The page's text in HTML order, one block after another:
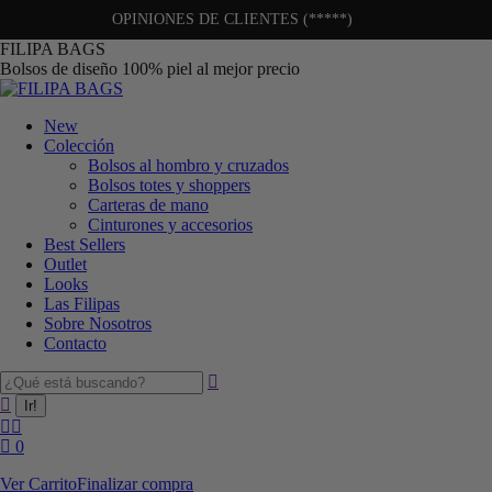
OPINIONES DE CLIENTES (*****)
FILIPA BAGS
Bolsos de diseño 100% piel al mejor precio
New
Colección
Bolsos al hombro y cruzados
Bolsos totes y shoppers
Carteras de mano
Cinturones y accesorios
Best Sellers
Outlet
Looks
Las Filipas
Sobre Nosotros
Contacto
0
Ver CarritoFinalizar compra